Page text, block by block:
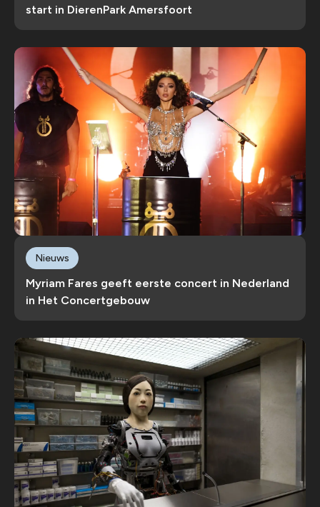
start in DierenPark Amersfoort
Myriam Fares geeft eerste concert in Nederland
in Het Concertgebouw
Nieuws